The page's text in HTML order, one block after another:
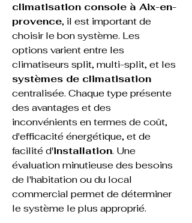
climatisation console à Aix-en-
provence, il est important de
choisir le bon système. Les
options varient entre les
climatiseurs split, multi-split, et les
systèmes de climatisation
centralisée. Chaque type présente
des avantages et des
inconvénients en termes de coût,
d'efficacité énergétique, et de
facilité d'installation. Une
évaluation minutieuse des besoins
de l'habitation ou du local
commercial permet de déterminer
le système le plus approprié.